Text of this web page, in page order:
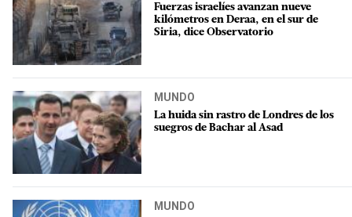
Fuerzas israelíes avanzan nueve
kilómetros en Deraa, en el sur de
Siria, dice Observatorio
MUNDO
La huida sin rastro de Londres de los
suegros de Bachar al Asad
MUNDO